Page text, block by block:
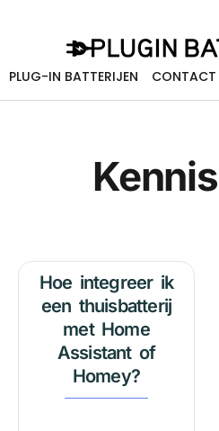
PLUG-IN BATTERIJEN CONTACT
Hoe integreer ik
een thuisbatterij
met Home
Assistant of
Homey?